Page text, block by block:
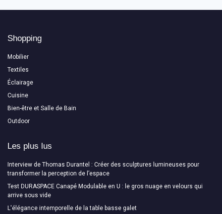
Shopping
Mobilier
Textiles
Éclairage
Cuisine
Bien-être et Salle de Bain
Outdoor
Les plus lus
Interview de Thomas Durantel : Créer des sculptures lumineuses pour
transformer la perception de l’espace
Test DURASPACE Canapé Modulable en U : le gros nuage en velours qui
arrive sous vide
L'élégance intemporelle de la table basse galet